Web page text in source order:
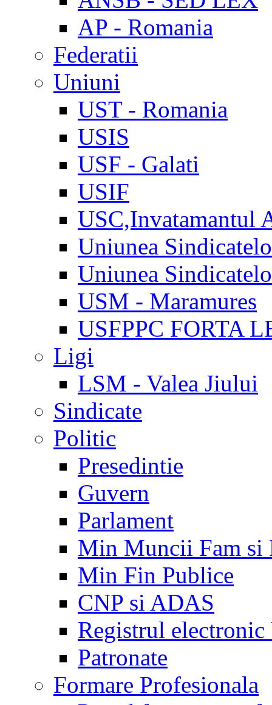
AP - Romania
Federatii
Uniuni
UST - Romania
USIS
USF - Galati
USIF
USC,Invatamantul
Uniunea
Uniunea
USM - Maramures
USFPPC FORTA
Ligi
LSM - Valea Jiului
Sindicate
Politic
Presedintie
Guvern
Parlament
Min Muncii Fam si
Min Fin Publice
CNP si ADAS
Registrul electronic
Patronate
Formare Profesionala